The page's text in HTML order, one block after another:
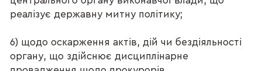
реалізує державну митну політику;
6) щодо оскарження актів, дій чи бездіяльності
органу, що здійснює дисциплінарне